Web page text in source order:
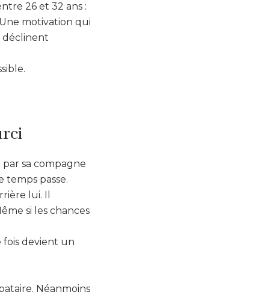
26 et 32 ans :
motivation qui
déclinent
par sa compagne
temps passe.
lui. Il
si les chances
fois devient un
Néanmoins